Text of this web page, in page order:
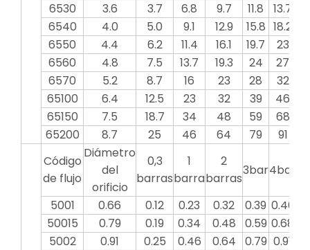
6530
3.6 3.7 6.8 9.7 11.8 13.7
6540
4.0 5.0 9.1 12.9 15.8 18.2
6550
4.4 6.2 11.4 16.1 19.7 23
6560
4.8 7.5 13.7 19.3 24 27
6570
5.2 8.7 16 23 28 32
65100
6.4 12.5 23 32 39 46
65150
7.5 18.7 34 48 59 68
65200
8.7 25 46 64 79 91
Código
de flujo
Diámetro
del
orificio
0,3
barras
1
barra
2
barras
3bar4bar
5001 0.66 0.12 0.23 0.32 0.39 0.46
50015
0.79 0.19 0.34 0.48 0.59 0.68
5002
0.91 0.25 0.46 0.64 0.79 0.91